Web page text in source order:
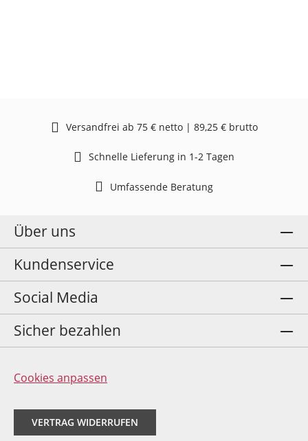
Versandfrei ab 75 € netto | 89,25 € brutto
Schnelle Lieferung in 1-2 Tagen
Umfassende Beratung
Über uns
Kundenservice
Social Media
Sicher bezahlen
Cookies anpassen
VERTRAG WIDERRUFEN